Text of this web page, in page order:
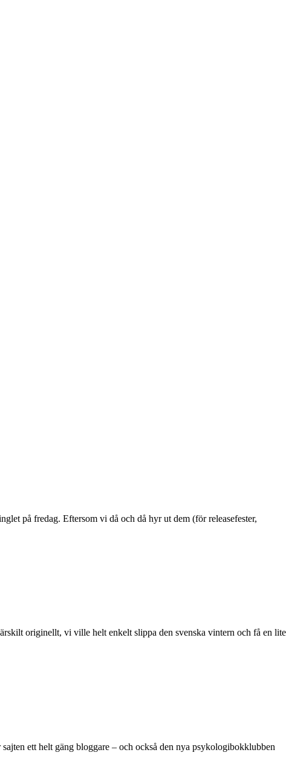
på fredag. Eftersom vi då och då hyr ut dem (för releasefester,
originellt, vi ville helt enkelt slippa den svenska vintern och få en lite
ett helt gäng bloggare – och också den nya psykologibokklubben